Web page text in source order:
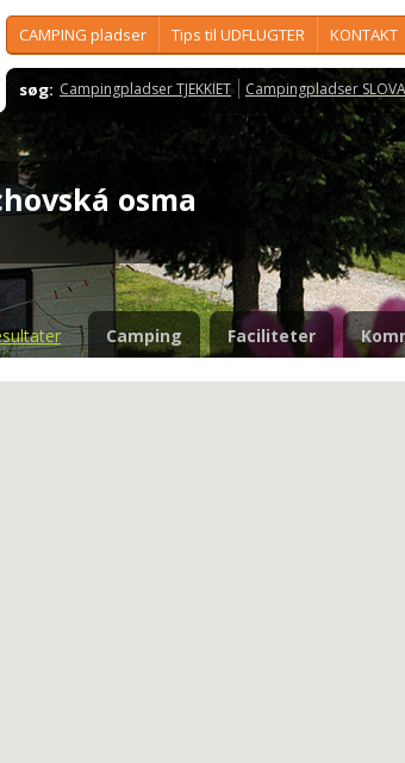
CAMPING pladser Tips til UDFLUGTER KONTAKT
søg: Campingpladser TJEKKIET Campingpladser
osma
Camping Faciliteter